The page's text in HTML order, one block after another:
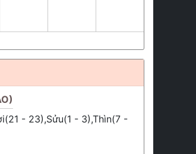
- 23),Sửu(1 - 3),Thìn(7 -